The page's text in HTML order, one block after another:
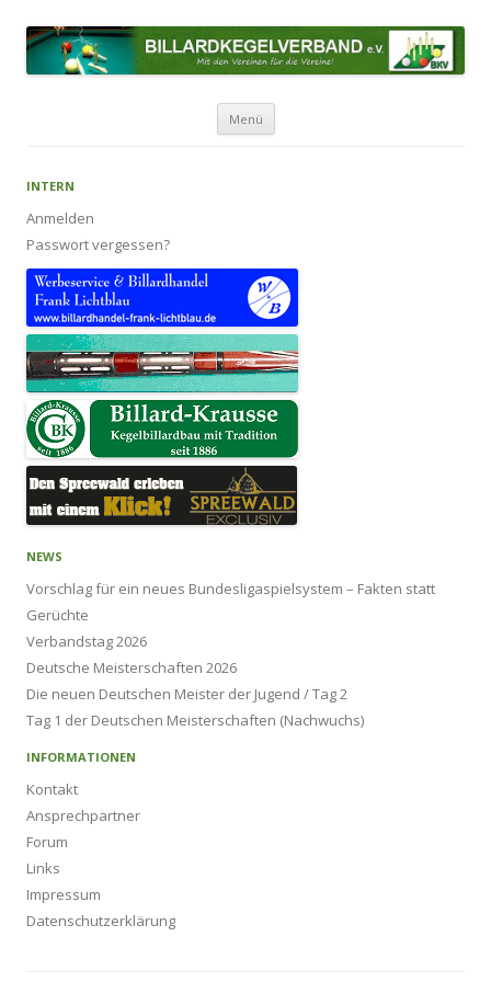
Menü Zum Inhalt springen
INTERN
Anmelden
Passwort vergessen?
NEWS
Vorschlag für ein neues Bundesligaspielsystem – Fakten statt
Gerüchte
Verbandstag 2026
Deutsche Meisterschaften 2026
Die neuen Deutschen Meister der Jugend / Tag 2
Tag 1 der Deutschen Meisterschaften (Nachwuchs)
INFORMATIONEN
Kontakt
Ansprechpartner
Forum
Links
Impressum
Datenschutzerklärung